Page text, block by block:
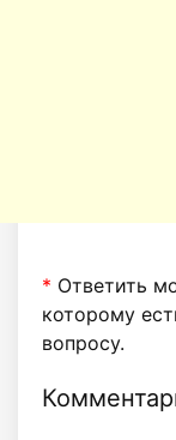
* Ответить
которому
вопросу.